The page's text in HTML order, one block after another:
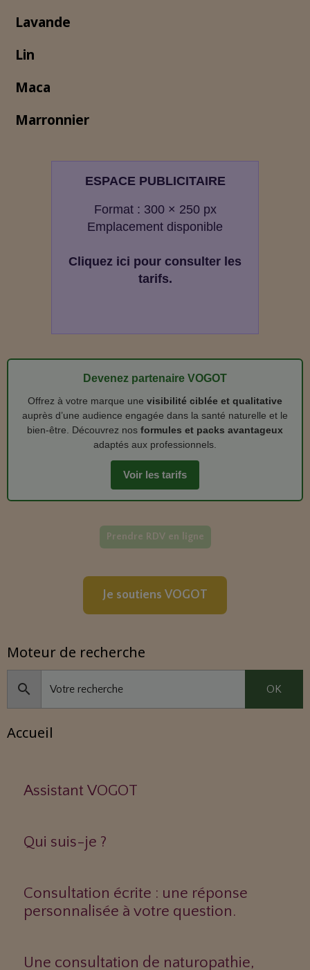
Lavande
Lin
Maca
Marronnier
ESPACE PUBLICITAIRE
Format : 300 × 250 px
Emplacement disponible
Cliquez ici pour consulter les
tarifs.
Devenez partenaire VOGOT
Offrez à votre marque une visibilité ciblée et qualitative
auprès d’une audience engagée dans la santé naturelle et le
bien‑être. Découvrez nos formules et packs avantageux
adaptés aux professionnels.
Voir les tarifs
Prendre RDV en ligne
Je soutiens VOGOT
Moteur de recherche
OK
Accueil
Assistant VOGOT
Qui suis-je ?
Consultation écrite : une réponse
personnalisée à votre question.
Une consultation de naturopathie,